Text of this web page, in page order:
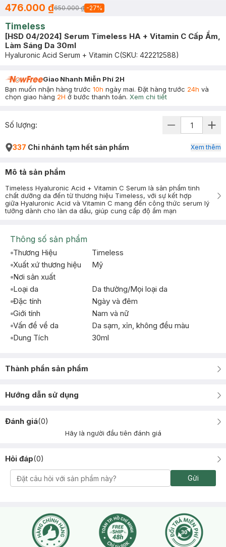
476.000 ₫650.000 ₫ -27%
Timeless
[HSD 04/2024] Serum Timeless HA + Vitamin C Cấp Ẩm,
Làm Sáng Da 30ml
Hyaluronic Acid Serum + Vitamin C(SKU: 422212588)
Giao Nhanh Miễn Phí 2H
Bạn muốn nhận hàng trước 10h ngày mai. Đặt hàng trước 24h và
chọn giao hàng 2H ở bước thanh toán. Xem chi tiết
Số lượng:
337 Chi nhánh tạm hết sản phẩm Xem thêm
Mô tả sản phẩm
Timeless Hyaluronic Acid + Vitamin C Serum là sản phẩm tinh
chất dưỡng da đến từ thương hiệu Timeless, với sự kết hợp
giữa Hyaluronic Acid và Vitamin C mang đến công thức serum lý
tưởng dành cho làn da dầu, giúp cung cấp độ ẩm mạn
Thông số sản phẩm
Thương Hiệu
Timeless
Xuất xứ thương hiệu
Mỹ
Nơi sản xuất
Loại da
Da thường/Mọi loại da
Đặc tính
Ngày và đêm
Giới tính
Nam và nữ
Vấn đề về da
Da sạm, xỉn, không đều màu
Dung Tích
30ml
Thành phần sản phẩm
Hướng dẫn sử dụng
Đánh giá(0)
Hãy là người đầu tiên đánh giá
Hỏi đáp(0)
Gửi